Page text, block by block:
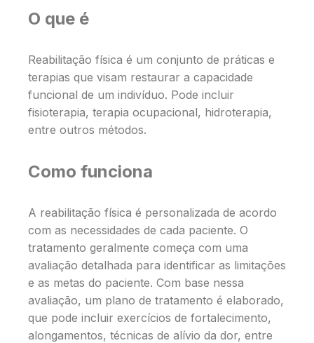
O que é
Reabilitação física é um conjunto de práticas e
terapias que visam restaurar a capacidade
funcional de um indivíduo. Pode incluir
fisioterapia, terapia ocupacional, hidroterapia,
entre outros métodos.
Como funciona
A reabilitação física é personalizada de acordo
com as necessidades de cada paciente. O
tratamento geralmente começa com uma
avaliação detalhada para identificar as limitações
e as metas do paciente. Com base nessa
avaliação, um plano de tratamento é elaborado,
que pode incluir exercícios de fortalecimento,
alongamentos, técnicas de alívio da dor, entre